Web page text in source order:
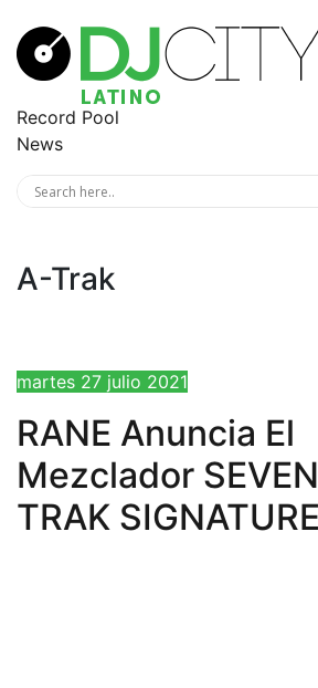
Record Pool
News
A-Trak
martes 27 julio 2021
RANE Anuncia El
Mezclador
TRAK